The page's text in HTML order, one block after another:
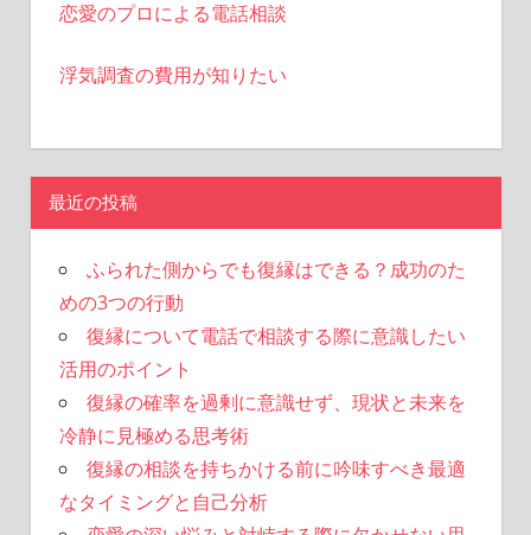
恋愛のプロによる電話相談
浮気調査の費用が知りたい
最近の投稿
ふられた側からでも復縁はできる？成功のた
めの3つの行動
復縁について電話で相談する際に意識したい
活用のポイント
復縁の確率を過剰に意識せず、現状と未来を
冷静に見極める思考術
復縁の相談を持ちかける前に吟味すべき最適
なタイミングと自己分析